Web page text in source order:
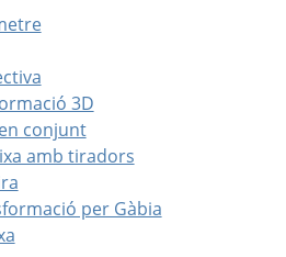
3D
conjunt
amb tiradors
per Gàbia